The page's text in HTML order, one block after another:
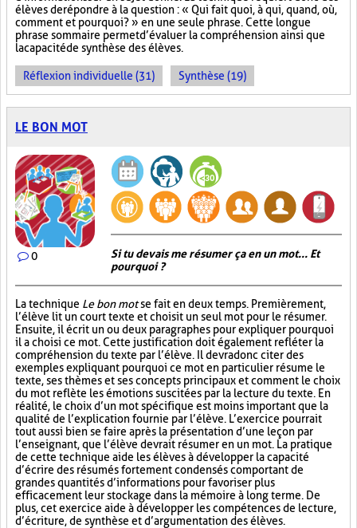
élèves de répondre à la question : « Qui fait quoi, à qui, quand, où,
comment et pourquoi? » en une seule phrase. Cette longue
phrase sommaire permet d’évaluer la compréhension ainsi que
la capacité de synthèse des élèves.
Réflexion individuelle (31) Synthèse (19)
LE BON MOT
0
Si tu devais me résumer ça en un mot... Et
pourquoi ?
La technique Le bon motse fait en deux temps. Premièrement,
l’élève lit un court texte et choisit un seul mot pour le résumer.
Ensuite, il écrit un ou deux paragraphes pour expliquer pourquoi
il a choisi ce mot. Cette justification doit également refléter la
compréhension du texte par l’élève. Il devra donc citer des
exemples expliquant pourquoi ce mot en particulier résume le
texte, ses thèmes et ses concepts principaux et comment le choix
du mot reflète les émotions suscitées par la lecture du texte. En
réalité, le choix d’un mot spécifique est moins important que la
qualité de l’explication fournie par l’élève. L’exercice pourrait
tout aussi bien se faire après la présentation d’une leçon par
l’enseignant, que l’élève devrait résumer en un mot. La pratique
de cette technique aide les élèves à développer la capacité
d’écrire des résumés fortement condensés comportant de
grandes quantités d’informations pour favoriser plus
efficacement leur stockage dans la mémoire à long terme. De
plus, cet exercice aide à développer les compétences de lecture,
d’écriture, de synthèse et d’argumentation des élèves.